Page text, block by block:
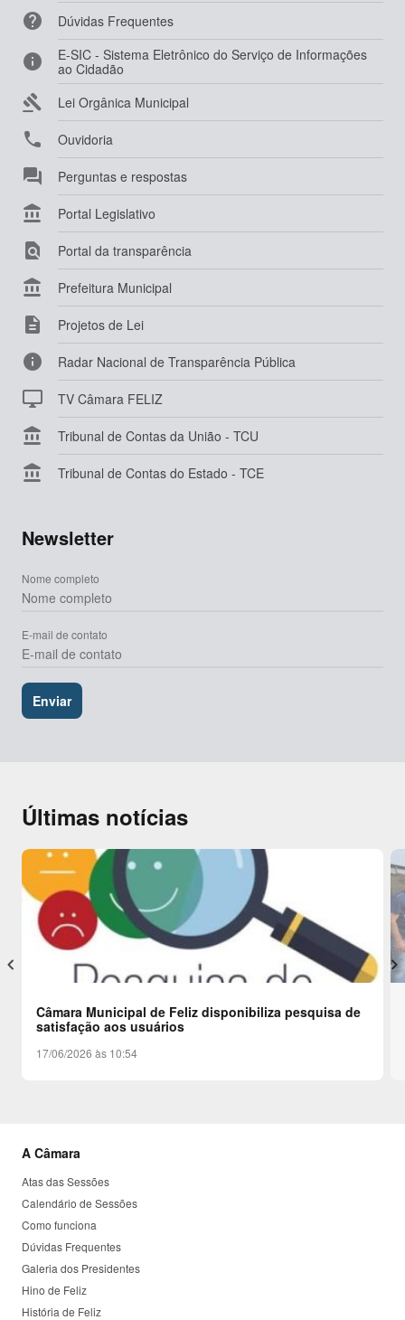
 Dúvidas Frequentes

E-SIC - Sistema Eletrônico do Serviço de Informações
ao Cidadão
 Lei Orgânica Municipal
 Ouvidoria
 Perguntas e respostas
 Portal Legislativo
 Portal da transparência
 Prefeitura Municipal
 Projetos de Lei
 Radar Nacional de Transparência Pública
 TV Câmara FELIZ
 Tribunal de Contas da União - TCU
 Tribunal de Contas do Estado - TCE
Newsletter
Nome completo
E-mail de contato
Últimas notícias
Câmara Municipal de Feliz disponibiliza pesquisa de
satisfação aos usuários
17/06/2026 às 10:54
keyboard_arrow_left keyboard_arrow_right
A Câmara
Atas das Sessões
Calendário de Sessões
Como funciona
Dúvidas Frequentes
Galeria dos Presidentes
Hino de Feliz
História de Feliz